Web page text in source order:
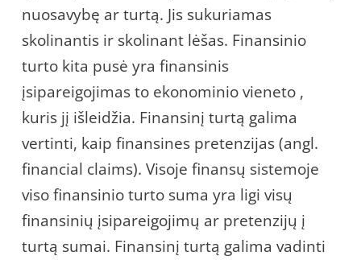
nuosavybę ar turtą. Jis sukuriamas
skolinantis ir skolinant lėšas. Finansinio
turto kita pusė yra finansinis
įsipareigojimas to ekonominio vieneto ,
kuris jį išleidžia. Finansinį turtą galima
vertinti, kaip finansines pretenzijas (angl.
financial claims). Visoje finansų sistemoje
viso finansinio turto suma yra ligi visų
finansinių įsipareigojimų ar pretenzijų į
turtą sumai. Finansinį turtą galima vadinti